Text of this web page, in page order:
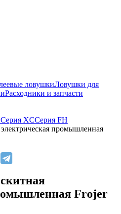
ловушкиЛовушки для
Расходники и запчасти
Серия XCСерия FH
промышленная
Frojer